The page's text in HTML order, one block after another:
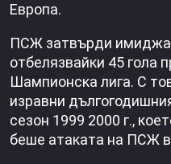
Европа.
ПСЖ затвърди имиджа
отбелязвайки 45 гола
Шампионска лига. С
изравни
сезон 1999 2000 г.,
беше атаката на ПСЖ